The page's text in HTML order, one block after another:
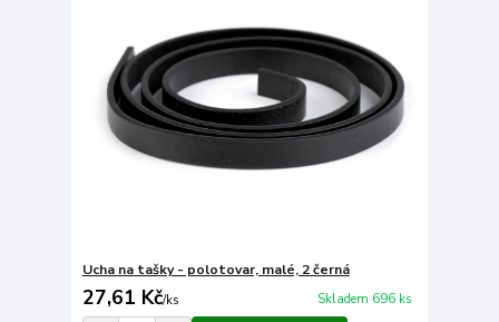
Ucha na tašky - polotovar, malé, 2 černá
27,61 Kč/ks Skladem 696 ks